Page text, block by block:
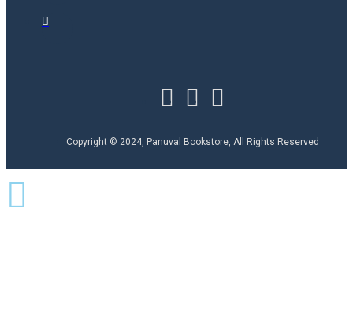
Copyright © 2024, Panuval Bookstore, All Rights Reserved